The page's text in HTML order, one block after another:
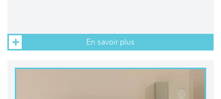
En savoir plus